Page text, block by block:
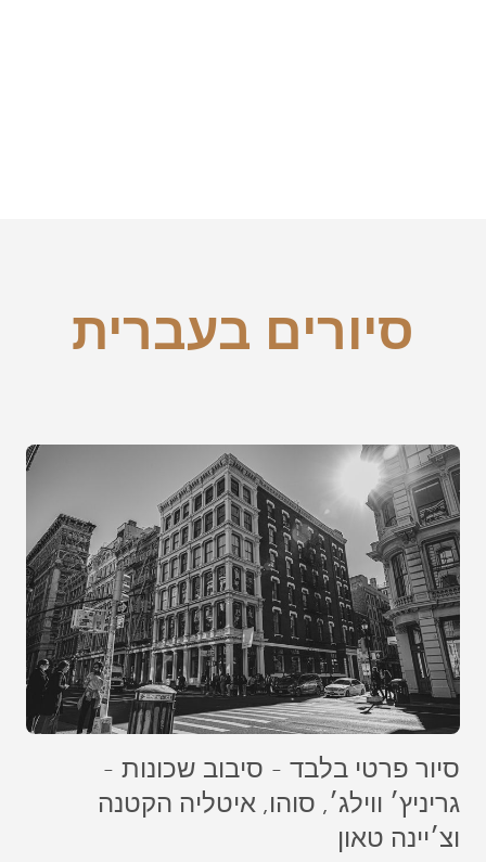
סיורים בעברית
סיור פרטי בלבד - סיבוב שכונות -
גריניץ׳ ווילג׳, סוהו, איטליה הקטנה
וצ׳יינה טאון